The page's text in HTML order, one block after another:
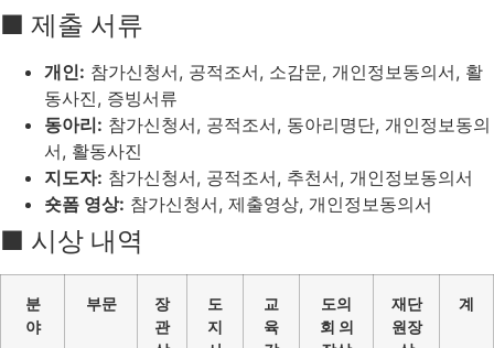
■ 제출 서류
개인: 참가신청서, 공적조서, 소감문, 개인정보동의서, 활
동사진, 증빙서류
동아리: 참가신청서, 공적조서, 동아리명단, 개인정보동의
서, 활동사진
지도자: 참가신청서, 공적조서, 추천서, 개인정보동의서
숏폼 영상: 참가신청서, 제출영상, 개인정보동의서
■ 시상 내역
분
야
부문
장
관
도
지
교
육
도의
회 의
재단
원장
계